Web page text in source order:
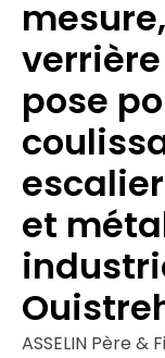
pose
et
ASSELIN Père